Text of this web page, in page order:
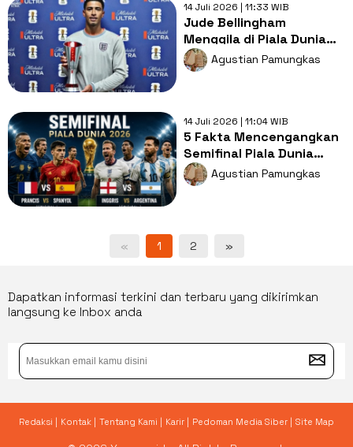
14 Juli 2026 | 11:33 WIB
Jude Bellingham
Menggila di Piala Dunia
2026: Gelandang atau
Mesin Gol Baru Inggris?
Agustian Pamungkas
14 Juli 2026 | 11:04 WIB
5 Fakta Mencengangkan
Semifinal Piala Dunia
2026: Semua Tim Punya
DNA Juara!
Agustian Pamungkas
« 1 2 »
Dapatkan informasi terkini dan terbaru yang dikirimkan
langsung ke Inbox anda
Redaksi | Kontak | Tentang Kami | Karir | Pedoman Media Siber | Site Map